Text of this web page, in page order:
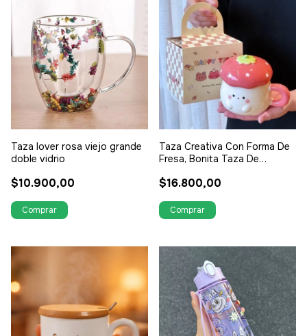
Taza lover rosa viejo grande
doble vidrio
$10.900,00
Taza Creativa Con Forma De
Fresa, Bonita Taza De
$16.800,00